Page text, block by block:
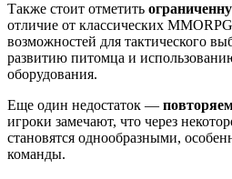
Также стоит отметить
отличие от классических
возможностей для тактического
развитию питомца и
оборудования.
Еще один недостаток —
игроки замечают, что через
становятся однообразными,
команды.